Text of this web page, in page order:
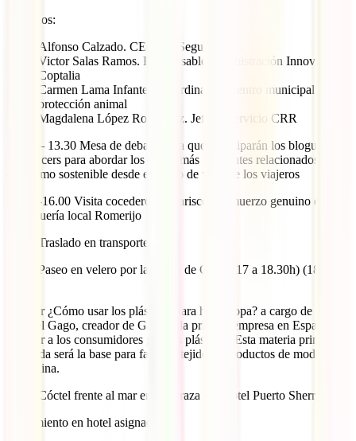
Invitados:
Alfonso Calzado. CEO Iati Seguros
Victor Salas Ramos. Responsable administración Innovia
Coptalia
Carmen Lama Infantes. Coordinadora centro municipal
protección animal
Magdalena López Rodríguez. Jefa de servicio CRR
12.30 – 13.30 Mesa de debate en la que participarán los blogueros e
influencers para abordar los temas más relevantes relacionados con
el turismo sostenible desde el punto de vista de los viajeros
14.00 -16.00 Visita cocedero de marisco y almuerzo genuino en
marisquería local Romerijo
16.15 Traslado en transporte local
17.00 Paseo en velero por la Bahía de Cádiz (17 a 18.30h) (18.30 a
* Taller ¿Cómo usar los plásticos para hacer ropa? a cargo de
Manuel Gago, creador de Gagers, la primera empresa en España en
premiar a los consumidores por sus plásticos. Esta materia prima
reciclada será la base para fabricar tejidos y productos de moda
masculina.
20.30 Cóctel frente al mar en la terraza del Hotel Puerto Sherry
Alojamiento en hotel asignado